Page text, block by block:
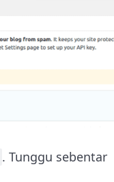
. Tunggu sebentar